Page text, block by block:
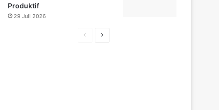
Produktif
29 Juli 2026
H